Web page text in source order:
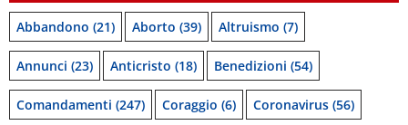
Abbandono (21) Aborto (39) Altruismo (7)
Annunci (23) Anticristo (18) Benedizioni (54)
Comandamenti (247) Coraggio (6) Coronavirus (56)